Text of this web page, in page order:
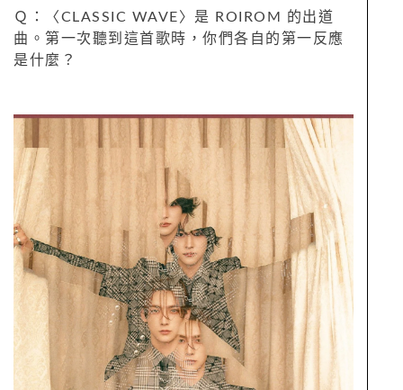
Ｑ：〈CLASSIC WAVE〉是 ROIROM 的出道
曲。第一次聽到這首歌時，你們各自的第一反應
是什麼？